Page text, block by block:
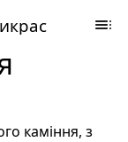
каміння, з